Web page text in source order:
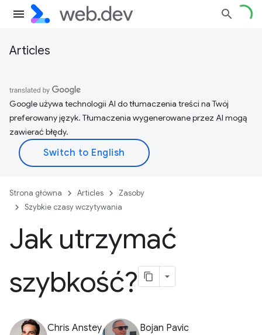
Articles
Google używa technologii AI do tłumaczenia treści na Twój
preferowany język. Tłumaczenia wygenerowane przez AI mogą
zawierać błędy.
Strona główna Articles
Zasoby
Szybkie czasy wczytywania
Jak utrzymać
szybkość?
Chris Anstey Bojan Pavic